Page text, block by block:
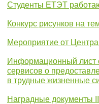
Студенты ЕТЭТ
Конкурс рисунков на
Мероприятие от
Информационный лист
сервисов о
в трудные жизненные
Наградные документы